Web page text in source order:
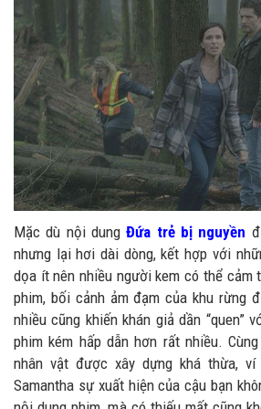
Mặc dù nội dungĐứa trẻ bị nguyền
nhưng lại hơi dài dòng, kết hợp với
dọa ít nên nhiều người kem có thể cảm
phim, bối cảnh ảm đạm của khu rừng
nhiều cũng khiến khán giả dần “quen”
phim kém hấp dẫn hơn rất nhiều.
nhân vật được xây dựng khá thừa,
Samantha sự xuất hiện của cậu bạn